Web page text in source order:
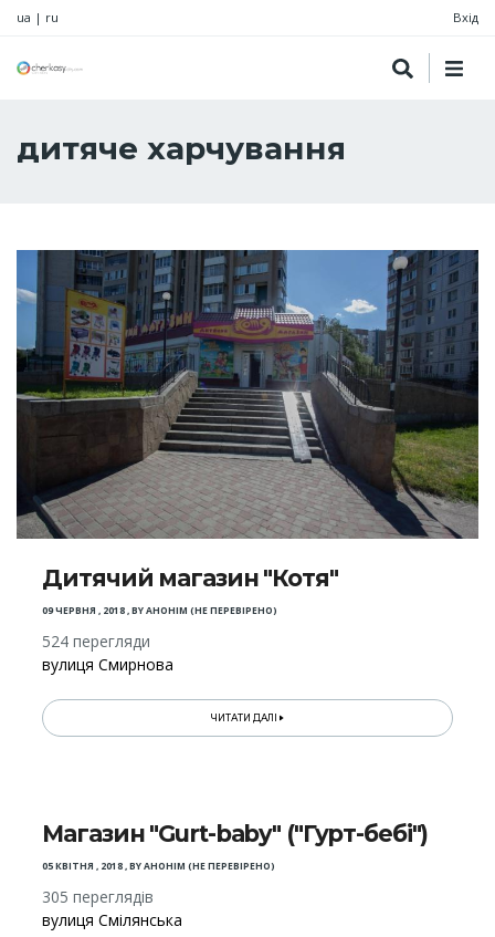
ua | ru Вхід
дитяче харчування
Дитячий магазин "Котя"
09 ЧЕРВНЯ , 2018,BYАНОНІМ (НЕ ПЕРЕВІРЕНО)
524 перегляди
вулиця Смирнова
ЧИТАТИ ДАЛІ
Магазин "Gurt-baby" ("Гурт-бебі")
05 КВІТНЯ , 2018,BYАНОНІМ (НЕ ПЕРЕВІРЕНО)
305 переглядів
вулиця Смілянська